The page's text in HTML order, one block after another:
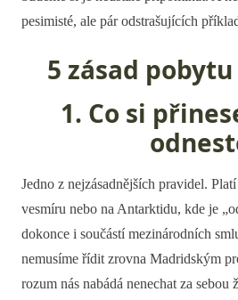
pesimisté, ale pár odstrašujících
5 zásad
1. Co si
Jedno z nejzásadnějších pravidel.
vesmíru nebo na Antarktidu, kde je
dokonce i součástí mezinárodních
nemusíme řídit zrovna Madridským
rozum nás nabádá nenechat za sebou